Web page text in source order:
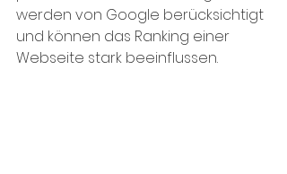
werden von Google berücksichtigt
und können das Ranking einer
Webseite stark beeinflussen.